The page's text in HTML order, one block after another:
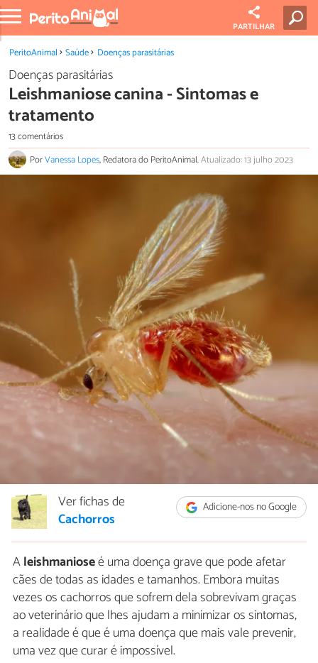
PARTILHAR
PeritoAnimal Saúde Doenças parasitárias
Doenças parasitárias
Leishmaniose canina - Sintomas e
tratamento
13 comentários
PorVanessa Lopes, Redatora do PeritoAnimal.Atualizado: 13 julho 2023
Adicione-nos no Google
Ver fichas de
Cachorros
Aleishmanioseé uma doença grave que pode afetar
cães de todas as idades e tamanhos. Embora muitas
vezes os cachorros que sofrem dela sobrevivam graças
ao veterinário que lhes ajudam a minimizar os sintomas,
a realidade é que é uma doença que mais vale prevenir,
uma vez que curar é impossível.